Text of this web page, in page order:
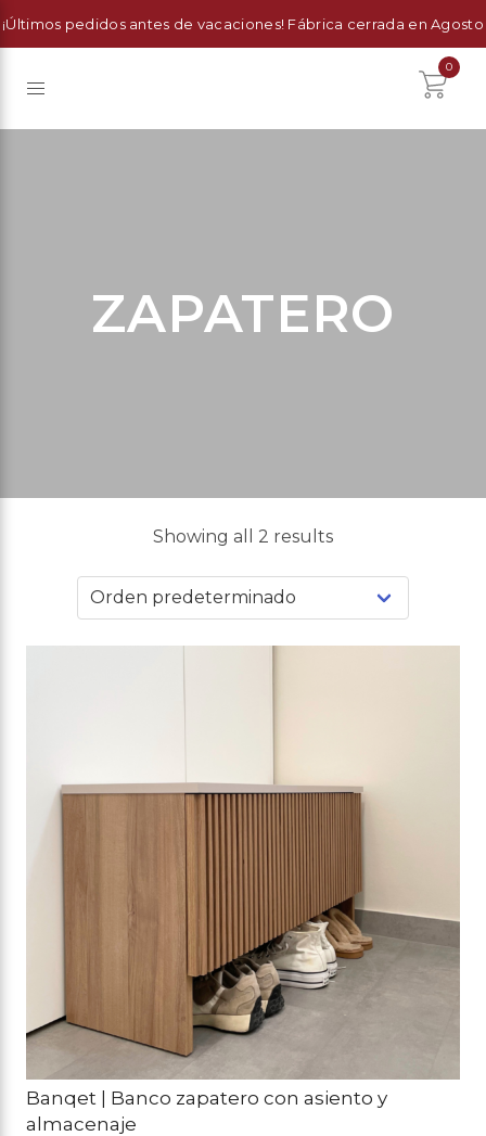
¡Últimos pedidos antes de vacaciones! Fábrica cerrada en Agosto
0
ZAPATERO
Showing all 2 results
Banqet | Banco zapatero con asiento y
almacenaje